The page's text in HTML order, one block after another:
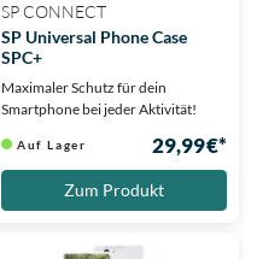
SP CONNECT
SP Universal Phone Case
SPC+
Maximaler Schutz für dein
Smartphone bei jeder Aktivität!
Auf Lager 29,99 €*
Zum Produkt